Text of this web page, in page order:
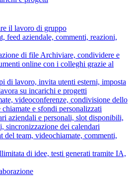
il lavoro di gruppo
feed aziendale, commenti, reazioni,
di file Archiviare, condividere e
online con i colleghi grazie al
di lavoro, invita utenti esterni, imposta
su incarichi e progetti
videoconferenze, condivisione dello
e sfondi personalizzati
aziendali e personali, slot disponibili,
sincronizzazione dei calendari
del team, videochiamate, commenti,
di idee, testi generati tramite IA,